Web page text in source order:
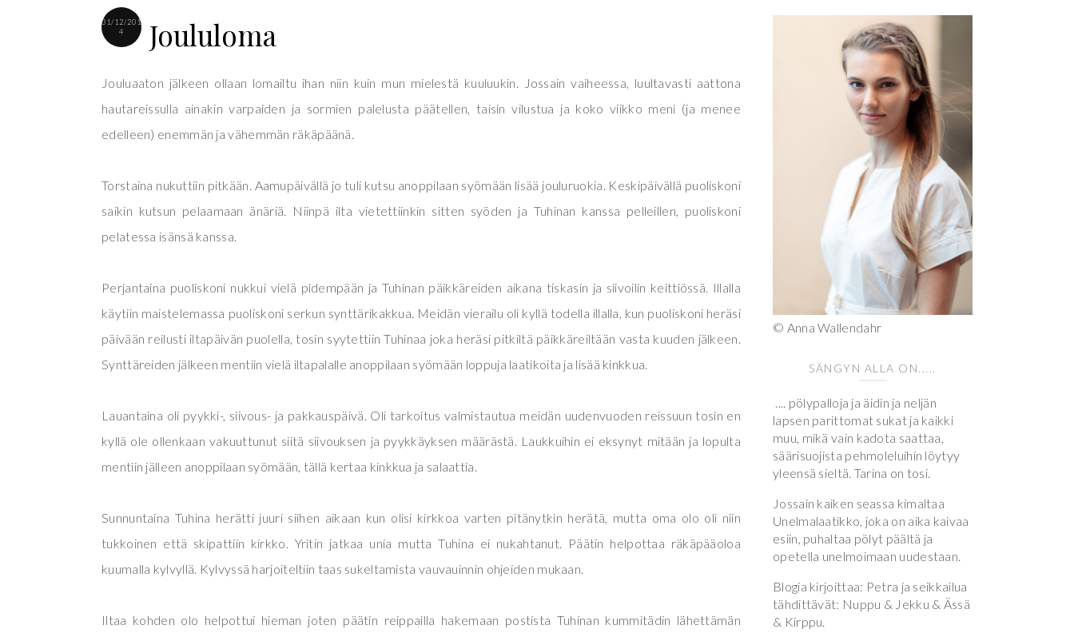
31/12/201
4
Joululoma
Jouluaaton jälkeen ollaan lomailtu ihan niin kuin mun mielestä kuuluukin. Jossain vaiheessa, luultavasti aattona
hautareissulla ainakin varpaiden ja sormien palelusta päätellen, taisin vilustua ja koko viikko meni (ja menee
edelleen) enemmän ja vähemmän räkäpäänä.
Torstaina nukuttiin pitkään. Aamupäivällä jo tuli kutsu anoppilaan syömään lisää jouluruokia. Keskipäivällä puoliskoni
saikin kutsun pelaamaan änäriä. Niinpä ilta vietettiinkin sitten syöden ja Tuhinan kanssa pelleillen, puoliskoni
pelatessa isänsä kanssa.
Perjantaina puoliskoni nukkui vielä pidempään ja Tuhinan päikkäreiden aikana tiskasin ja siivoilin keittiössä. Illalla
käytiin maistelemassa puoliskoni serkun synttärikakkua. Meidän vierailu oli kyllä todella illalla, kun puoliskoni heräsi
päivään reilusti iltapäivän puolella, tosin syytettiin Tuhinaa joka heräsi pitkiltä päikkäreiltään vasta kuuden jälkeen.
Synttäreiden jälkeen mentiin vielä iltapalalle anoppilaan syömään loppuja laatikoita ja lisää kinkkua.
Lauantaina oli pyykki-, siivous- ja pakkauspäivä. Oli tarkoitus valmistautua meidän uudenvuoden reissuun tosin en
kyllä ole ollenkaan vakuuttunut siitä siivouksen ja pyykkäyksen määrästä. Laukkuihin ei eksynyt mitään ja lopulta
mentiin jälleen anoppilaan syömään, tällä kertaa kinkkua ja salaattia.
Sunnuntaina Tuhina herätti juuri siihen aikaan kun olisi kirkkoa varten pitänytkin herätä, mutta oma olo oli niin
tukkoinen että skipattiin kirkko. Yritin jatkaa unia mutta Tuhina ei nukahtanut. Päätin helpottaa räkäpääoloa
kuumalla kylvyllä. Kylvyssä harjoiteltiin taas sukeltamista vauvauinnin ohjeiden mukaan.
Iltaa kohden olo helpottui hieman joten päätin reippailla hakemaan postista Tuhinan kummitädin lähettämän
© Anna Wallendahr
SÄNGYN ALLA ON.....
.... pölypalloja ja äidin ja neljän
lapsen parittomat sukat ja kaikki
muu, mikä vain kadota saattaa,
säärisuojista pehmoleluihin löytyy
yleensä sieltä. Tarina on tosi.
Jossain kaiken seassa kimaltaa
Unelmalaatikko, joka on aika kaivaa
esiin, puhaltaa pölyt päältä ja
opetella unelmoimaan uudestaan.
Blogia kirjoittaa: Petra ja seikkailua
tähdittävät: Nuppu & Jekku & Ässä
& Kirppu.